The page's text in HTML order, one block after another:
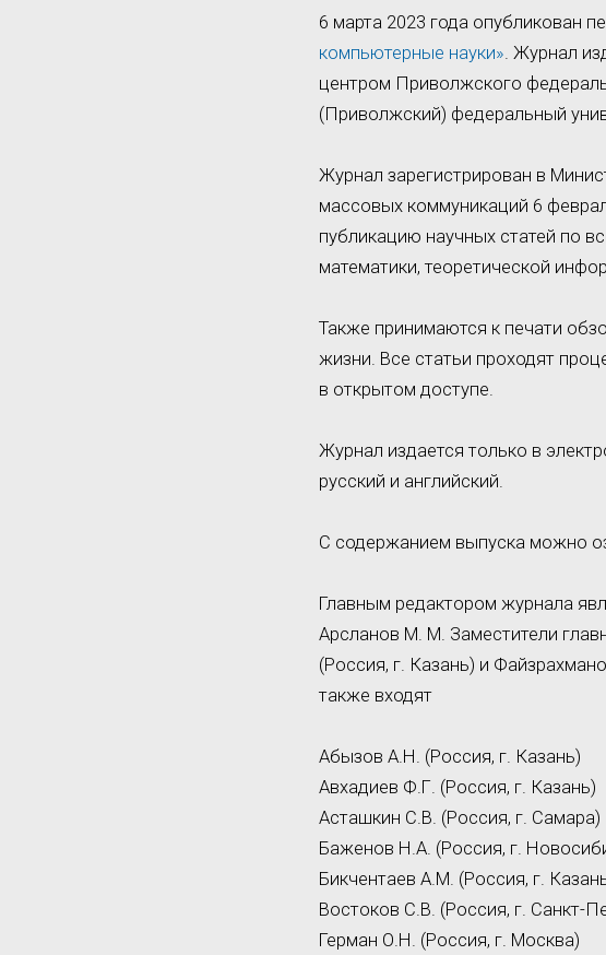
6 марта 2023 года опубликован
компьютерные науки». Журнал
центром Приволжского
(Приволжский) федеральный
Журнал зарегистрирован в
массовых коммуникаций 6
публикацию научных статей по
математики, теоретической
Также принимаются к печати
жизни. Все статьи проходят
в открытом доступе.
Журнал издается только в
русский и английский.
С содержанием выпуска можно
Главным редактором журнала
Арсланов М. М. Заместители
(Россия, г. Казань) и
также входят
Абызов А.Н. (Россия, г. Казань)
Авхадиев Ф.Г. (Россия, г. Казань)
Асташкин С.В. (Россия, г. Самара)
Баженов Н.А. (Россия, г.
Бикчентаев А.М. (Россия, г.
Востоков С.В. (Россия, г. Санкт-
Герман О.Н. (Россия, г. Москва)